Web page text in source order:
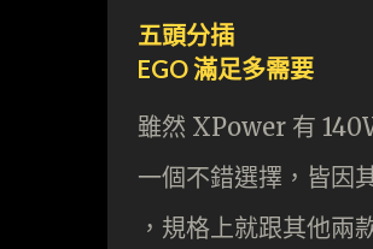
五頭分插
EGO 滿足多需要
雖然 XPower 有
一個不錯選擇，皆因
，規格上就跟其他